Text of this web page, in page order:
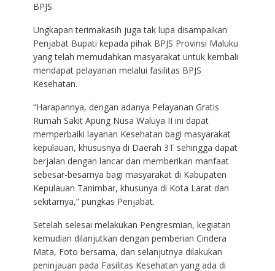
BPJS.
Ungkapan terimakasih juga tak lupa disampaikan
Penjabat Bupati kepada pihak BPJS Provinsi Maluku
yang telah memudahkan masyarakat untuk kembali
mendapat pelayanan melalui fasilitas BPJS
Kesehatan.
“Harapannya, dengan adanya Pelayanan Gratis
Rumah Sakit Apung Nusa Waluya II ini dapat
memperbaiki layanan Kesehatan bagi masyarakat
kepulauan, khususnya di Daerah 3T sehingga dapat
berjalan dengan lancar dan memberikan manfaat
sebesar-besarnya bagi masyarakat di Kabupaten
Kepulauan Tanimbar, khusunya di Kota Larat dan
sekitarnya,” pungkas Penjabat.
Setelah selesai melakukan Pengresmian, kegiatan
kemudian dilanjutkan dengan pemberian Cindera
Mata, Foto bersama, dan selanjutnya dilakukan
peninjauan pada Fasilitas Kesehatan yang ada di